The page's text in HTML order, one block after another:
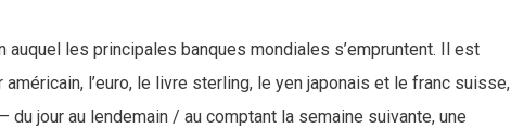
auquel les principales banques mondiales s’empruntent. Il est
l’euro, le livre sterling, le yen japonais et le franc suisse,
jour au lendemain / au comptant la semaine suivante, une